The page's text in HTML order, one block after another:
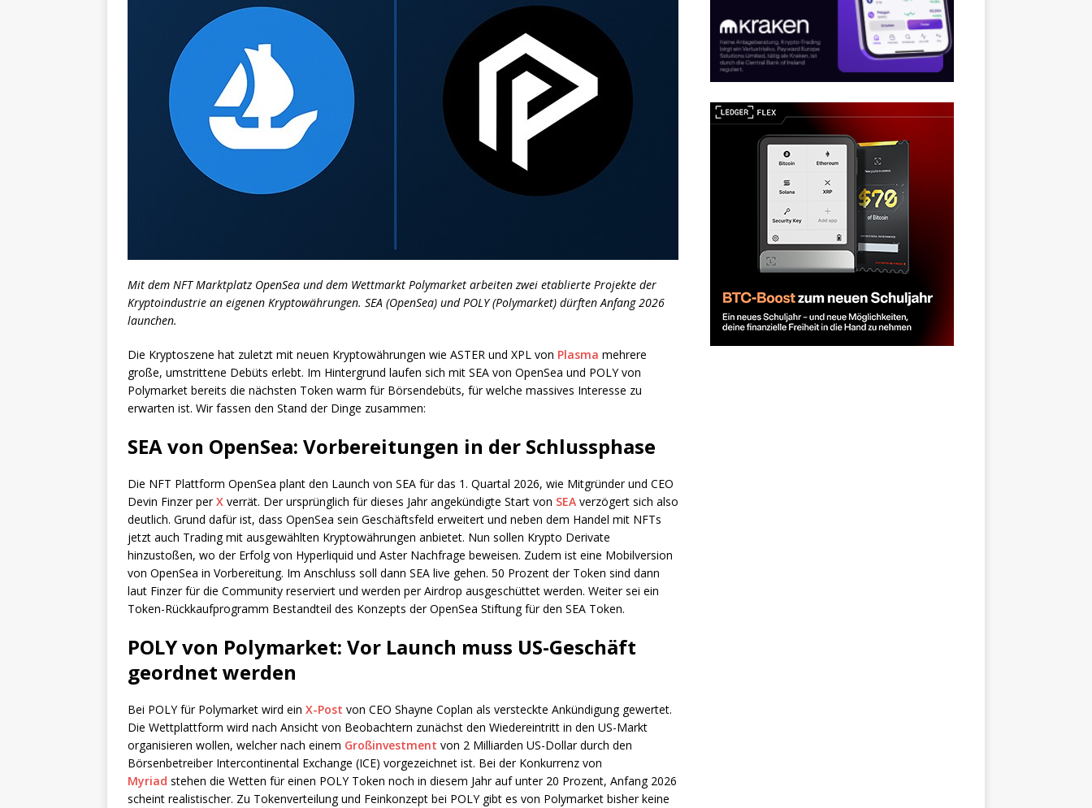
Mit dem NFT Marktplatz OpenSea und dem Wettmarkt Polymarket arbeiten zwei etablierte Projekte der
Kryptoindustrie an eigenen Kryptowährungen. SEA (OpenSea) und POLY (Polymarket) dürften Anfang 2026
launchen.
Die Kryptoszene hat zuletzt mit neuen Kryptowährungen wie ASTER und XPL von Plasma mehrere
große, umstrittene Debüts erlebt. Im Hintergrund laufen sich mit SEA von OpenSea und POLY von
Polymarket bereits die nächsten Token warm für Börsendebüts, für welche massives Interesse zu
erwarten ist. Wir fassen den Stand der Dinge zusammen:
SEA von OpenSea: Vorbereitungen in der Schlussphase
Die NFT Plattform OpenSea plant den Launch von SEA für das 1. Quartal 2026, wie Mitgründer und CEO
Devin Finzer perX verrät. Der ursprünglich für dieses Jahr angekündigte Start von SEA verzögert sich also
deutlich. Grund dafür ist, dass OpenSea sein Geschäftsfeld erweitert und neben dem Handel mit NFTs
jetzt auch Trading mit ausgewählten Kryptowährungen anbietet. Nun sollen Krypto Derivate
hinzustoßen, wo der Erfolg von Hyperliquid und Aster Nachfrage beweisen. Zudem ist eine Mobilversion
von OpenSea in Vorbereitung. Im Anschluss soll dann SEA live gehen. 50 Prozent der Token sind dann
laut Finzer für die Community reserviert und werden per Airdrop ausgeschüttet werden. Weiter sei ein
Token-Rückkaufprogramm Bestandteil des Konzepts der OpenSea Stiftung für den SEA Token.
POLY von Polymarket: Vor Launch muss US-Geschäft
geordnet werden
Bei POLY für Polymarket wird ein X-Post von CEO Shayne Coplan als versteckte Ankündigung gewertet.
Die Wettplattform wird nach Ansicht von Beobachtern zunächst den Wiedereintritt in den US-Markt
organisieren wollen, welcher nach einem Großinvestment von 2 Milliarden US-Dollar durch den
Börsenbetreiber Intercontinental Exchange (ICE) vorgezeichnet ist. Bei der Konkurrenz von
Myriad stehen die Wetten für einen POLY Token noch in diesem Jahr auf unter 20 Prozent, Anfang 2026
scheint realistischer. Zu Tokenverteilung und Feinkonzept bei POLY gibt es von Polymarket bisher keine